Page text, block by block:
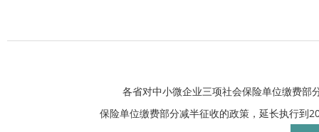
各省对中小微企业三项社会保险单位缴费部
保险单位缴费部分减半征收的政策，延长执行到